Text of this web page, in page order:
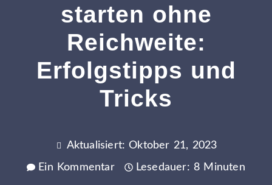
starten ohne
Reichweite:
Erfolgstipps und
Tricks
Aktualisiert: Oktober 21, 2023
Ein Kommentar
Lesedauer: 8 Minuten